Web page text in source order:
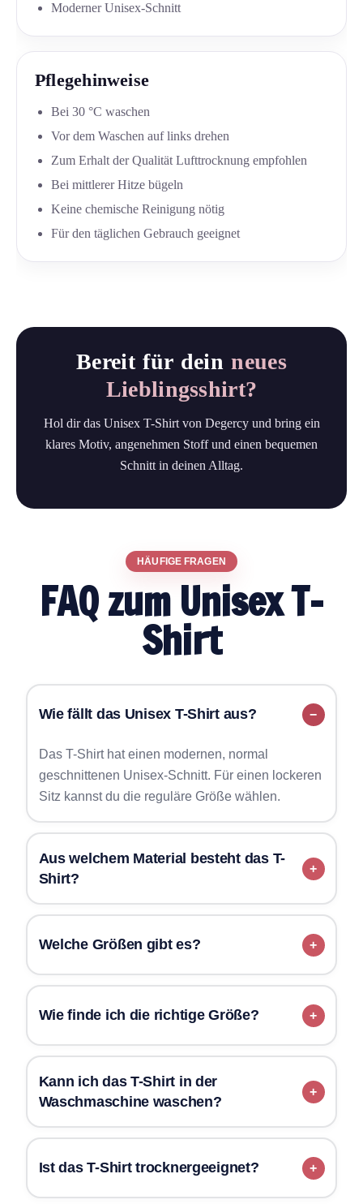
Moderner Unisex-Schnitt
Pflegehinweise
Bei 30 °C waschen
Vor dem Waschen auf links drehen
Zum Erhalt der Qualität Lufttrocknung empfohlen
Bei mittlerer Hitze bügeln
Keine chemische Reinigung nötig
Für den täglichen Gebrauch geeignet
Bereit für deinneues
Lieblingsshirt?
Hol dir das Unisex T-Shirt von Degercy und bring ein
klares Motiv, angenehmen Stoff und einen bequemen
Schnitt in deinen Alltag.
HÄUFIGE FRAGEN
FAQ zum Unisex T-
Shirt
Wie fällt das Unisex T-Shirt aus?
Das T-Shirt hat einen modernen, normal
geschnittenen Unisex-Schnitt. Für einen lockeren
Sitz kannst du die reguläre Größe wählen.
Aus welchem Material besteht das T-
Shirt?
Welche Größen gibt es?
Wie finde ich die richtige Größe?
Kann ich das T-Shirt in der
Waschmaschine waschen?
Ist das T-Shirt trocknergeeignet?